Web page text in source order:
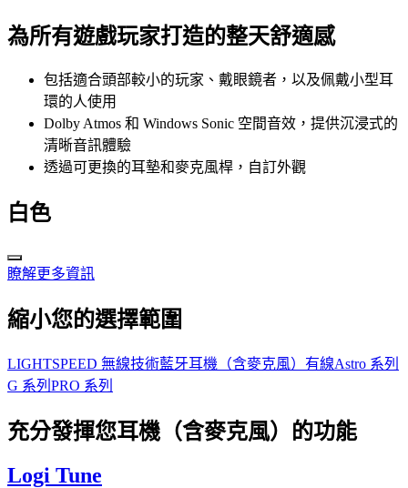
為所有遊戲玩家打造的整天舒適感
包括適合頭部較小的玩家、戴眼鏡者，以及佩戴小型耳
環的人使用
Dolby Atmos 和 Windows Sonic 空間音效，提供沉浸式的
清晰音訊體驗
透過可更換的耳墊和麥克風桿，自訂外觀
白色
瞭解更多資訊
縮小您的選擇範圍
LIGHTSPEED 無線技術藍牙耳機（含麥克風） 有線Astro 系列
G 系列 PRO 系列
充分發揮您耳機（含麥克風）的功能
Logi Tune